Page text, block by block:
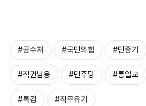
#공수처 #국민의힘 #민중기
#직권남용 #민주당 #통일교
#특검 #직무유기